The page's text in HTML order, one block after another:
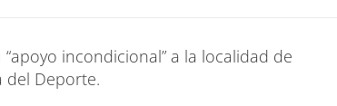
incondicional” a la localidad de
del Deporte.